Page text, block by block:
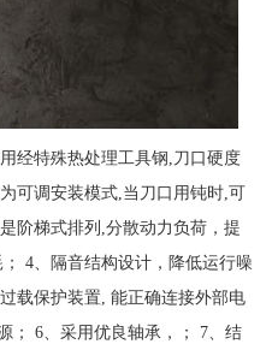
经特殊热处理工具钢,刀口硬度
可调安装模式,当刀口用钝时,可
阶梯式排列,分散动力负荷，提
4、隔音结构设计，降低运行噪
载保护装置, 能正确连接外部电
； 6、采用优良轴承，； 7、结